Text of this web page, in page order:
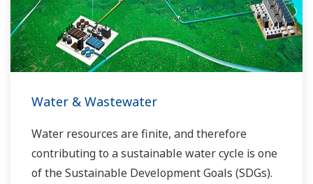
Water & Wastewater
Water resources are finite, and therefore
contributing to a sustainable water cycle is one
of the Sustainable Development Goals (SDGs).